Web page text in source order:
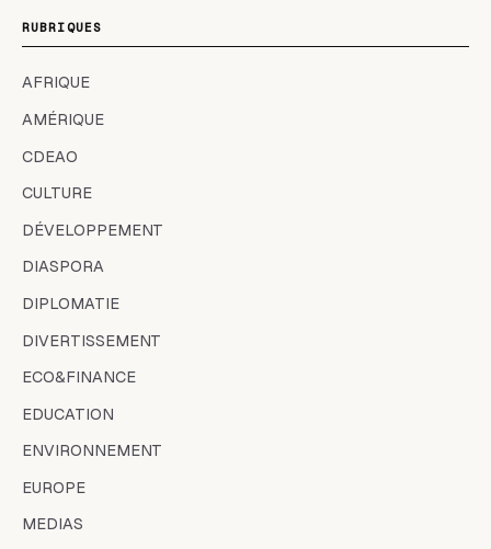
RUBRIQUES
AFRIQUE
AMÉRIQUE
CDEAO
CULTURE
DÉVELOPPEMENT
DIASPORA
DIPLOMATIE
DIVERTISSEMENT
ECO&FINANCE
EDUCATION
ENVIRONNEMENT
EUROPE
MEDIAS